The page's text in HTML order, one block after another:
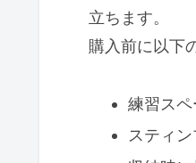
立ちます。
購入前に以下
練習ス
スティ